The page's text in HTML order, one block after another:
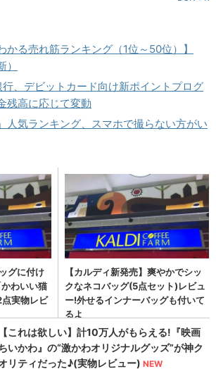
かる売れ筋ランキング（1位～50位）】
、デビットカード向け新ポイントプログ
高に応じて変動
人気ランキング、スマホで撮らない方がい